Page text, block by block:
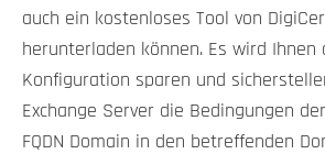
auch ein kostenloses Tool von
herunterladen können. Es wird Ihnen
Konfiguration sparen und
Exchange Server die Bedingungen
FQDN Domain in den betreffenden